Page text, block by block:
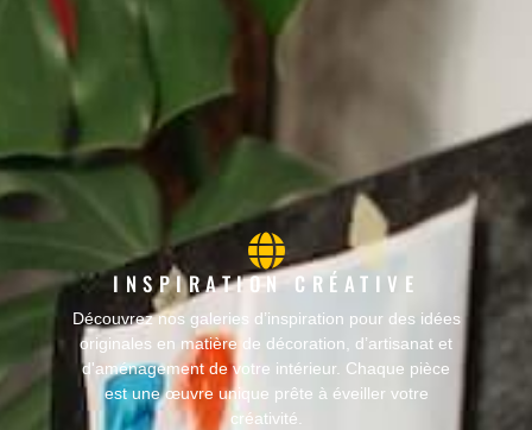
INSPIRATION CRÉATIVE
Découvrez nos galeries d’inspiration pour des idées
originales en matière de décoration, d’artisanat et
d'aménagement de votre intérieur. Chaque pièce
est une œuvre unique prête à éveiller votre
créativité.